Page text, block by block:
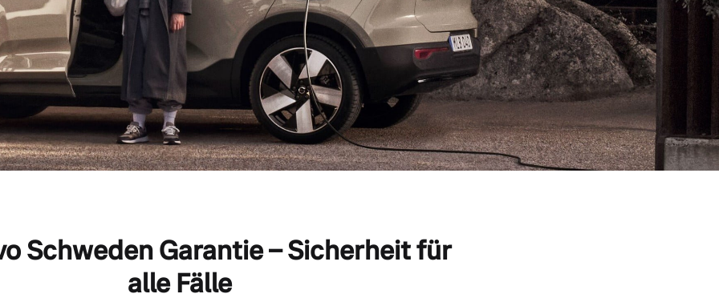
Schweden Garantie – Sicherheit für
alle Fälle